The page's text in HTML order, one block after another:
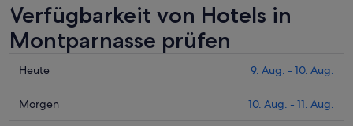
Verfügbarkeit von Hotels in
Montparnasse prüfen
Prüfe
Preise
Heute 9. Aug. - 10. Aug.
Prüfe
Morgen 10. Aug. - 11. Aug.